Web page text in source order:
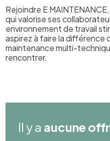
Rejoindre E
qui valorise ses
environnement de travail
aspirez à faire la différence
maintenance multi-
rencontrer.
Il y a aucune